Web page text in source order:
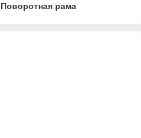
Поворотная рама